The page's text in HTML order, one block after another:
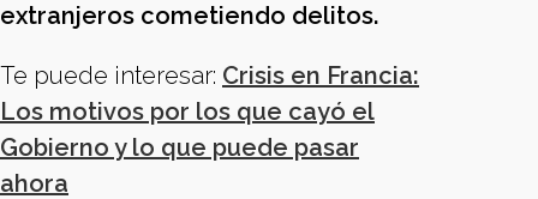
extranjeros cometiendo delitos.
Te puede interesar: Crisis en Francia:
Los motivos por los que cayó el
Gobierno y lo que puede pasar
ahora